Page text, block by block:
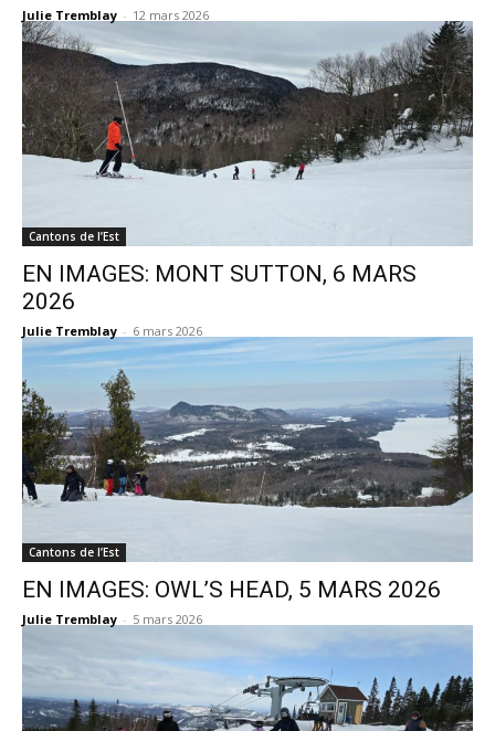
Julie Tremblay - 12 mars 2026
Cantons de l’Est
EN IMAGES: MONT SUTTON, 6 MARS
2026
Julie Tremblay - 6 mars 2026
Cantons de l’Est
EN IMAGES: OWL’S HEAD, 5 MARS 2026
Julie Tremblay - 5 mars 2026